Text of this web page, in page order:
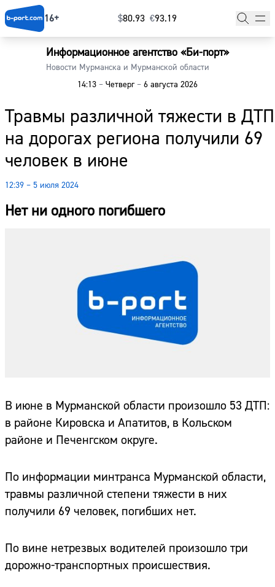
16+ $⁠80.93 €⁠93.19
Информационное агентство «Би-порт»
Новости Мурманска и Мурманской области
14:13 – Четверг – 6 августа 2026
Травмы различной тяжести в ДТП
на дорогах региона получили 69
человек в июне
12:39 – 5 июля 2024
Нет ни одного погибшего
В июне в Мурманской области произошло 53 ДТП:
в районе Кировска и Апатитов, в Кольском
районе и Печенгском округе.
По информации минтранса Мурманской области,
травмы различной степени тяжести в них
получили 69 человек, погибших нет.
По вине нетрезвых водителей произошло три
дорожно-транспортных происшествия.
Главная
Наши гости
Фоторепортажи
Погода
Курсы валют